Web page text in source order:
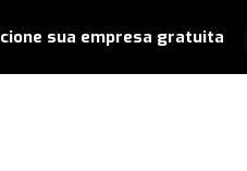
sua empresa gratuita